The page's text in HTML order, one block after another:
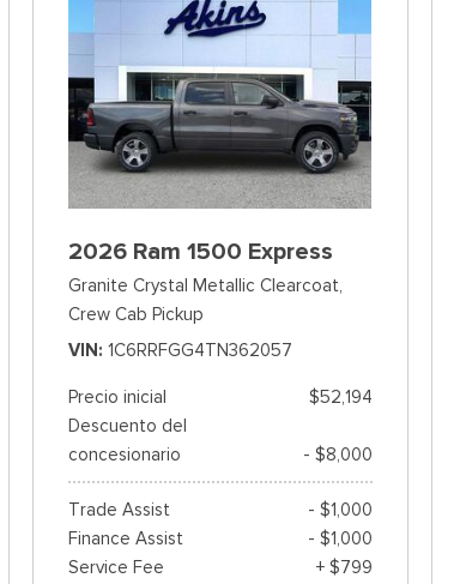
2026 Ram 1500 Express
Granite Crystal Metallic Clearcoat,
Crew Cab Pickup
VIN 1C6RRFGG4TN362057
Precio inicial
$52,194
Descuento del
concesionario
- $8,000
Trade Assist
- $1,000
Finance Assist
- $1,000
Service Fee
+ $799